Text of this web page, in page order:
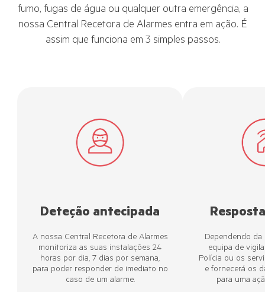
fumo, fugas de água ou qualquer outra emergência, a
nossa Central Recetora de Alarmes entra em ação. É
assim que funciona em 3 simples passos.
Deteção antecipada
A nossa Central Recetora de Alarmes
monitoriza as suas instalações 24
horas por dia, 7 dias por semana,
para poder responder de imediato no
caso de um alarme.
Dependendo
equipa de
Polícia ou os
e fornecerá os
para uma